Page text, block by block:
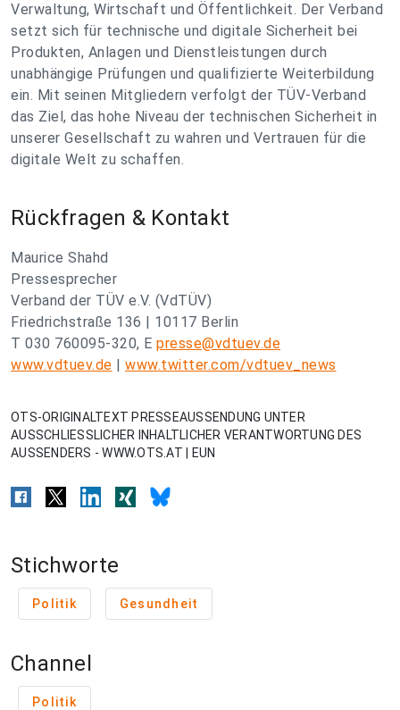
Verwaltung, Wirtschaft und Öffentlichkeit. Der Verband
setzt sich für technische und digitale Sicherheit bei
Produkten, Anlagen und Dienstleistungen durch
unabhängige Prüfungen und qualifizierte Weiterbildung
ein. Mit seinen Mitgliedern verfolgt der TÜV-Verband
das Ziel, das hohe Niveau der technischen Sicherheit in
unserer Gesellschaft zu wahren und Vertrauen für die
digitale Welt zu schaffen.
Rückfragen & Kontakt
Maurice Shahd
Pressesprecher
Verband der TÜV e.V. (VdTÜV)
Friedrichstraße 136 | 10117 Berlin
T 030 760095-320, E presse@vdtuev.de
www.vdtuev.de | www.twitter.com/vdtuev_news
OTS-ORIGINALTEXT PRESSEAUSSENDUNG UNTER
AUSSCHLIESSLICHER INHALTLICHER VERANTWORTUNG DES
AUSSENDERS - WWW.OTS.AT | EUN
Stichworte
Politik Gesundheit
Channel
Politik